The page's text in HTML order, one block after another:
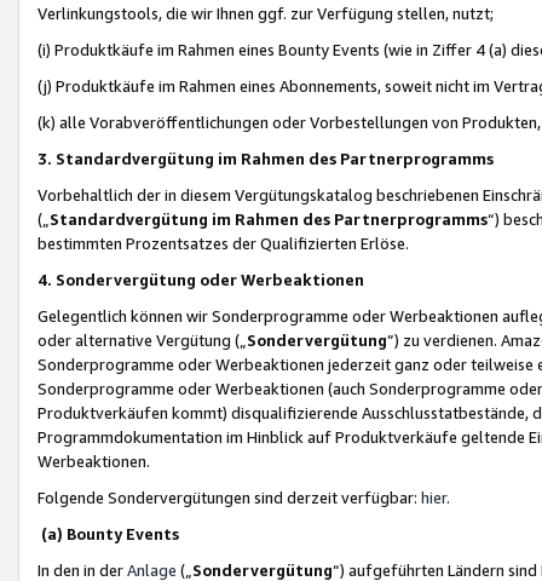
Verlinkungstools, die wir Ihnen ggf. zur Verfügung stellen, nutzt;
(i) Produktkäufe im Rahmen eines Bounty Events (wie in Ziffer 4 (a)
(j) Produktkäufe im Rahmen eines Abonnements, soweit nicht im
(k) alle Vorabveröffentlichungen oder Vorbestellungen von
3. Standardvergütung im Rahmen des Partnerprogramms
Vorbehaltlich der in diesem Vergütungskatalog beschriebenen
(„ Standardvergütung im Rahmen des Partnerprogramms“)
bestimmten Prozentsatzes der Qualifizierten Erlöse.
4. Sondervergütung oder Werbeaktionen
Gelegentlich können wir Sonderprogramme oder Werbeaktionen
oder alternative Vergütung („ Sondervergütung”) zu verdienen.
Sonderprogramme oder Werbeaktionen jederzeit ganz oder
Sonderprogramme oder Werbeaktionen (auch Sonderprogramme
Produktverkäufen kommt) disqualifizierende Ausschlusstatbestände,
Programmdokumentation im Hinblick auf Produktverkäufe geltende
Werbeaktionen.
Folgende Sondervergütungen sind derzeit verfügbar: hier.
(a) Bounty Events
In den in derAnlage („ Sondervergütung“) aufgeführten Ländern